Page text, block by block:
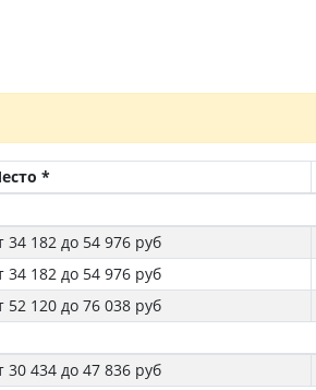
*
34 182 до 54 976 руб
34 182 до 54 976 руб
52 120 до 76 038 руб
30 434 до 47 836 руб